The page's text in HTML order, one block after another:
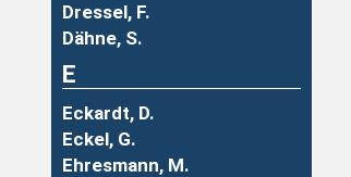
Dressel, F.
Dähne, S.
E
Eckardt, D.
Eckel, G.
Ehresmann, M.